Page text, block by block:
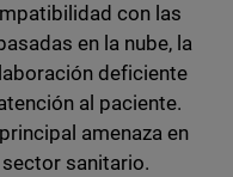
con las
en la nube, la
deficiente
al paciente.
amenaza en
sanitario.